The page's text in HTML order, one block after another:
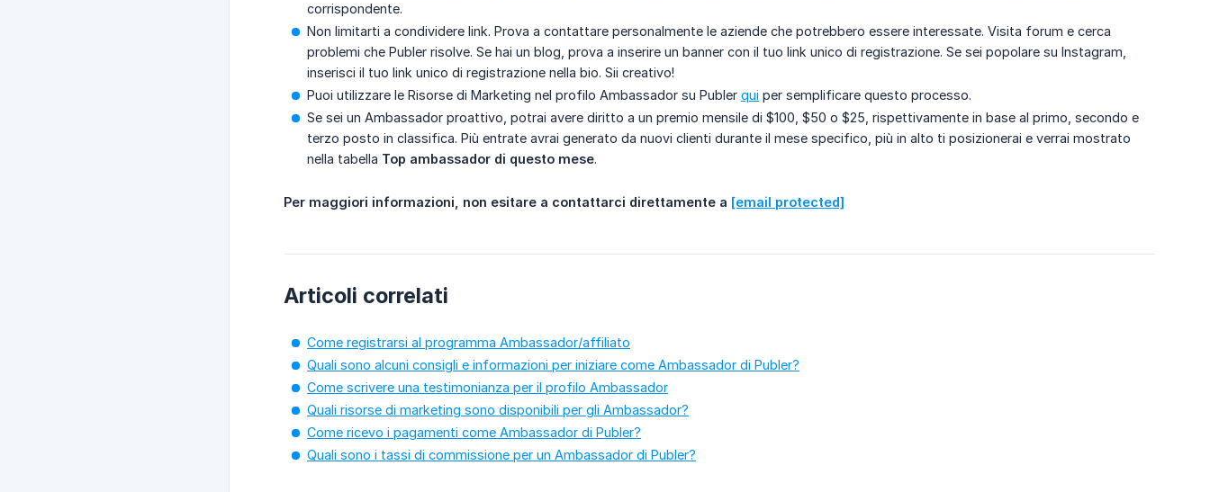
corrispondente.
Non limitarti a condividere link. Prova a contattare personalmente le aziende che potrebbero essere interessate. Visita forum e cerca
problemi che Publer risolve. Se hai un blog, prova a inserire un banner con il tuo link unico di registrazione. Se sei popolare su Instagram,
inserisci il tuo link unico di registrazione nella bio. Sii creativo!
Puoi utilizzare le Risorse di Marketing nel profilo Ambassador su Publer qui per semplificare questo processo.
Se sei un Ambassador proattivo, potrai avere diritto a un premio mensile di $100, $50 o $25, rispettivamente in base al primo, secondo e
terzo posto in classifica. Più entrate avrai generato da nuovi clienti durante il mese specifico, più in alto ti posizionerai e verrai mostrato
nella tabella Top ambassador di questo mese.
Per maggiori informazioni, non esitare a contattarci direttamente a [email protected]
Articoli correlati
Come registrarsi al programma Ambassador/affiliato
Quali sono alcuni consigli e informazioni per iniziare come Ambassador di Publer?
Come scrivere una testimonianza per il profilo Ambassador
Quali risorse di marketing sono disponibili per gli Ambassador?
Come ricevo i pagamenti come Ambassador di Publer?
Quali sono i tassi di commissione per un Ambassador di Publer?